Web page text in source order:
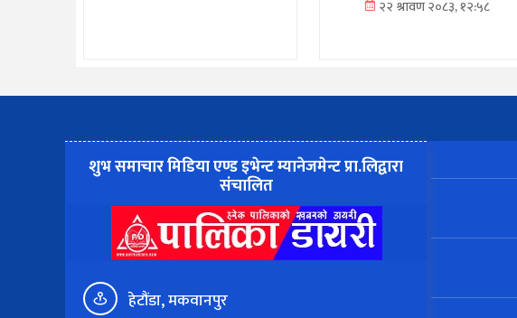
२२ श्रावण २०८३, १२:५८
शुभ समाचार मिडिया एण्ड इभेन्ट म्यानेजमेन्ट प्रा.लिद्वारा
संचालित
हेटौंडा, मकवानपुर